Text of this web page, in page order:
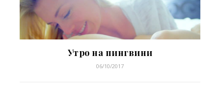
Утро на пингвини
06/10/2017